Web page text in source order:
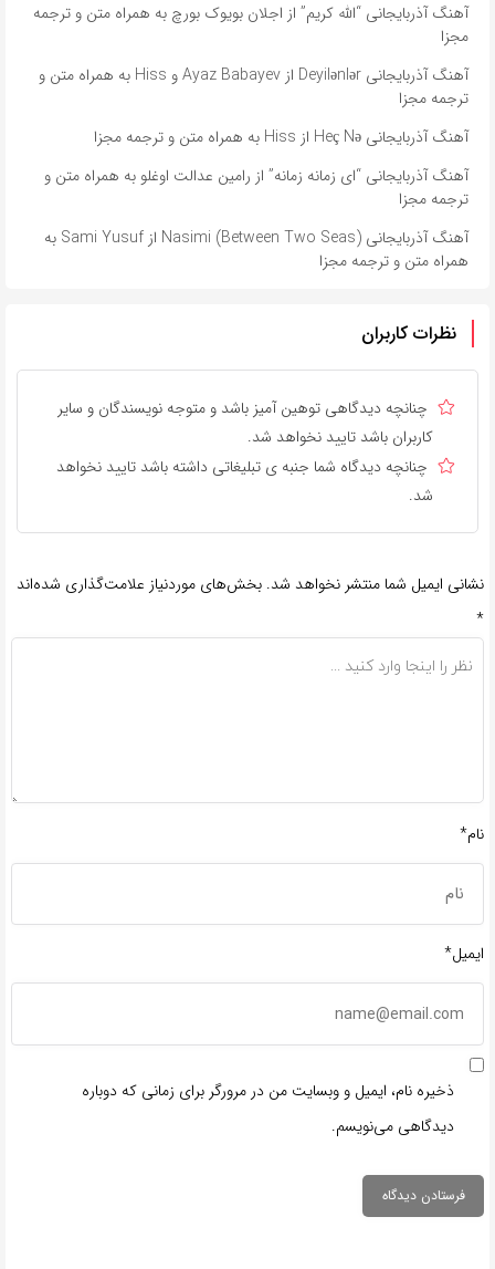
آهنگ آذربایجانی “الله کریم” از اجلان بویوک بورچ به همراه متن و ترجمه
مجزا
آهنگ آذربایجانی Deyilənlər از Ayaz Babayev و Hiss به همراه متن و
ترجمه مجزا
آهنگ آذربایجانی Heç Nə از Hiss به همراه متن و ترجمه مجزا
آهنگ آذربایجانی “ای زمانه زمانه” از رامین عدالت اوغلو به همراه متن و
ترجمه مجزا
آهنگ آذربایجانی Nasimi (Between Two Seas) از Sami Yusuf به
همراه متن و ترجمه مجزا
نظرات کاربران
چنانچه دیدگاهی توهین آمیز باشد و متوجه نویسندگان و سایر
کاربران باشد تایید نخواهد شد.
چنانچه دیدگاه شما جنبه ی تبلیغاتی داشته باشد تایید نخواهد
شد.
نشانی ایمیل شما منتشر نخواهد شد. بخش‌های موردنیاز علامت‌گذاری شده‌اند
*
نام*
ایمیل*
ذخیره نام، ایمیل و وبسایت من در مرورگر برای زمانی که دوباره
دیدگاهی می‌نویسم.